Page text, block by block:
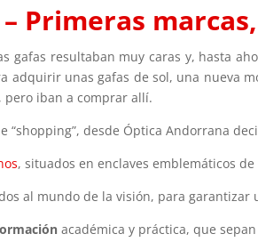
Primeras
gafas resultaban muy caras y, hasta
adquirir unas gafas de sol, una nueva
pero iban a comprar allí.
“shopping”, desde Óptica Andorrana
, situados en enclaves emblemáticos
al mundo de la visión, para garantizar
académica y práctica, que